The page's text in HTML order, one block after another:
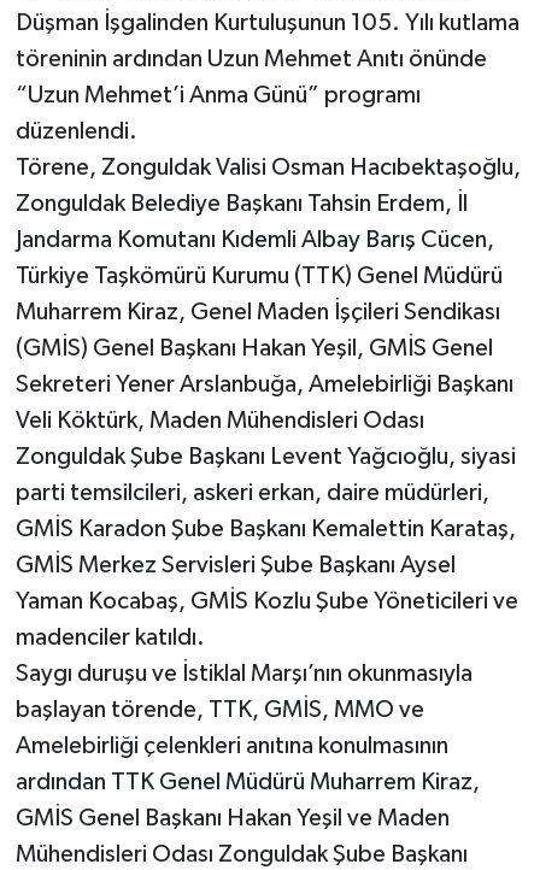
Düşman İşgalinden Kurtuluşunun 105. Yılı kutlama
töreninin ardından Uzun Mehmet Anıtı önünde
“Uzun Mehmet’i Anma Günü” programı
düzenlendi.
Törene, Zonguldak Valisi Osman Hacıbektaşoğlu,
Zonguldak Belediye Başkanı Tahsin Erdem, İl
Jandarma Komutanı Kıdemli Albay Barış Cücen,
Türkiye Taşkömürü Kurumu (TTK) Genel Müdürü
Muharrem Kiraz, Genel Maden İşçileri Sendikası
(GMİS) Genel Başkanı Hakan Yeşil, GMİS Genel
Sekreteri Yener Arslanbuğa, Amelebirliği Başkanı
Veli Köktürk, Maden Mühendisleri Odası
Zonguldak Şube Başkanı Levent Yağcıoğlu, siyasi
parti temsilcileri, askeri erkan, daire müdürleri,
GMİS Karadon Şube Başkanı Kemalettin Karataş,
GMİS Merkez Servisleri Şube Başkanı Aysel
Yaman Kocabaş, GMİS Kozlu Şube Yöneticileri ve
madenciler katıldı.
Saygı duruşu ve İstiklal Marşı’nın okunmasıyla
başlayan törende, TTK, GMİS, MMO ve
Amelebirliği çelenkleri anıtına konulmasının
ardından TTK Genel Müdürü Muharrem Kiraz,
GMİS Genel Başkanı Hakan Yeşil ve Maden
Mühendisleri Odası Zonguldak Şube Başkanı